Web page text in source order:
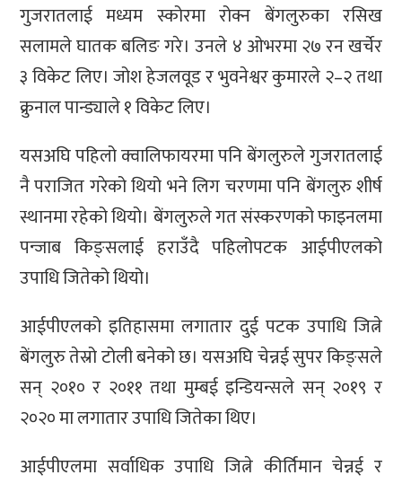
गुजरातलाई मध्यम स्कोरमा रोक्न बेंगलुरुका रसिख
सलामले घातक बलिङ गरे। उनले ४ ओभरमा २७ रन खर्चेर
३ विकेट लिए। जोश हेजलवूड र भुवनेश्वर कुमारले २–२ तथा
क्रुनाल पान्ड्याले १ विकेट लिए।
यसअघि पहिलो क्वालिफायरमा पनि बेंगलुरुले गुजरातलाई
नै पराजित गरेको थियो भने लिग चरणमा पनि बेंगलुरु शीर्ष
स्थानमा रहेको थियो। बेंगलुरुले गत संस्करणको फाइनलमा
पन्जाब किङ्सलाई हराउँदै पहिलोपटक आईपीएलको
उपाधि जितेको थियो।
आईपीएलको इतिहासमा लगातार दुई पटक उपाधि जित्ने
बेंगलुरु तेस्रो टोली बनेको छ। यसअघि चेन्नई सुपर किङ्सले
सन् २०१० र २०११ तथा मुम्बई इन्डियन्सले सन् २०१९ र
२०२० मा लगातार उपाधि जितेका थिए।
आईपीएलमा सर्वाधिक उपाधि जित्ने कीर्तिमान चेन्नई र